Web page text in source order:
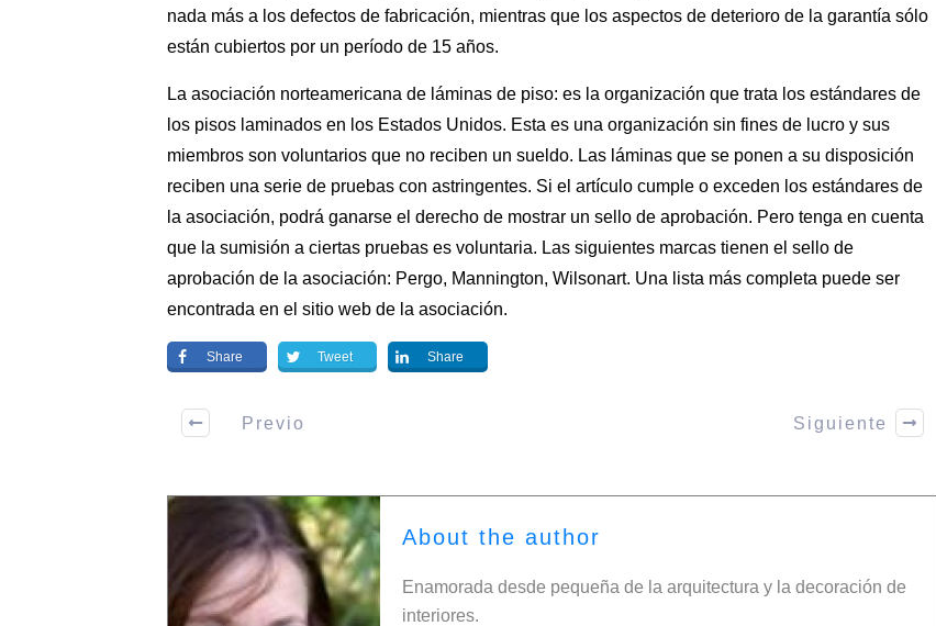
nada más a los defectos de fabricación, mientras que los aspectos de deterioro de la garantía sólo
están cubiertos por un período de 15 años.
La asociación norteamericana de láminas de piso: es la organización que trata los estándares de
los pisos laminados en los Estados Unidos. Esta es una organización sin fines de lucro y sus
miembros son voluntarios que no reciben un sueldo. Las láminas que se ponen a su disposición
reciben una serie de pruebas con astringentes. Si el artículo cumple o exceden los estándares de
la asociación, podrá ganarse el derecho de mostrar un sello de aprobación. Pero tenga en cuenta
que la sumisión a ciertas pruebas es voluntaria. Las siguientes marcas tienen el sello de
aprobación de la asociación: Pergo, Mannington, Wilsonart. Una lista más completa puede ser
encontrada en el sitio web de la asociación.
Share Tweet Share
Previo Siguiente
About the author
Enamorada desde pequeña de la arquitectura y la decoración de
interiores.